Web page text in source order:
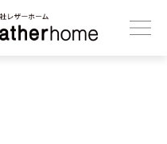
ーホーム